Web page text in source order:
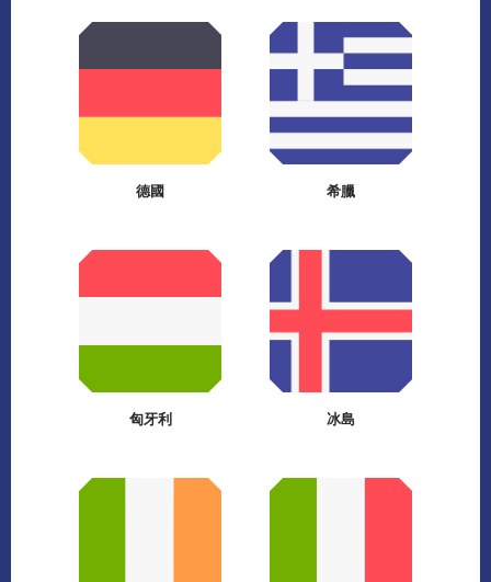
德國 希臘
匈牙利 冰島